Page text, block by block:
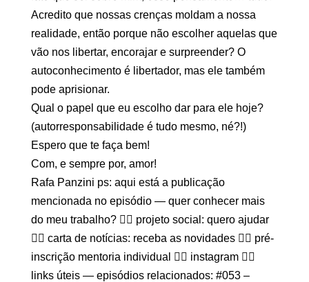
Acredito que nossas crenças moldam a nossa
realidade, então porque não escolher aquelas que
vão nos libertar, encorajar e surpreender? O
autoconhecimento é libertador, mas ele também
pode aprisionar.
Qual o papel que eu escolho dar para ele hoje?
(autorresponsabilidade é tudo mesmo, né?!)
Espero que te faça bem!
Com, e sempre por, amor!
Rafa Panzini ps: aqui está a publicação
mencionada no episódio — quer conhecer mais
do meu trabalho? 👉🏽 projeto social: quero ajudar
👉🏽 carta de notícias: receba as novidades 👉🏽 pré-
inscrição mentoria individual 👉🏽 instagram 👉🏽
links úteis — episódios relacionados: #053 –